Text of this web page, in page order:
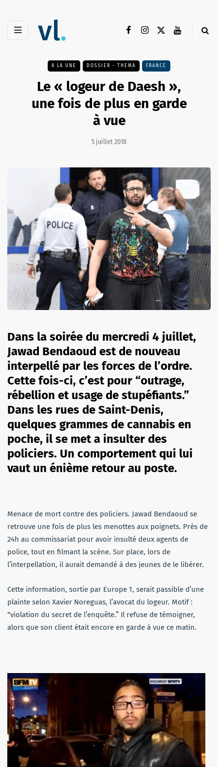
A LA UNE DOSSIER - THEMA FRANCE
Le « logeur de Daesh »,
une fois de plus en garde
à vue
5 juillet 2018
Dans la soirée du mercredi 4 juillet,
Jawad Bendaoud est de nouveau
interpellé par les forces de l’ordre.
Cette fois-ci, c’est pour “outrage,
rébellion et usage de stupéfiants.”
Dans les rues de Saint-Denis,
quelques grammes de cannabis en
poche, il se met a insulter des
policiers. Un comportement qui lui
vaut un énième retour au poste.
Menace de mort contre des policiers. Jawad Bendaoud se
retrouve une fois de plus les menottes aux poignets. Près de
24h au commissariat pour avoir insulté deux agents de
police, tout en filmant la scène. Sur place, lors de
l’interpellation, il aurait demandé à des jeunes de le libérer.
Cette information, sortie par Europe 1, serait passible d’une
plainte selon Xavier Noreguas, l’avocat du logeur. Motif :
“violation du secret de l’enquête.” Il refuse de témoigner,
alors que son client était encore en garde à vue ce matin.